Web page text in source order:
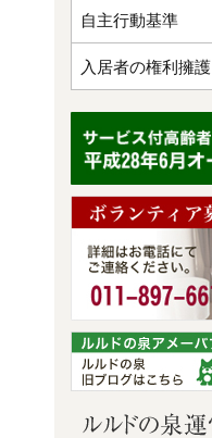
自主行動基準
入居者の権利擁護